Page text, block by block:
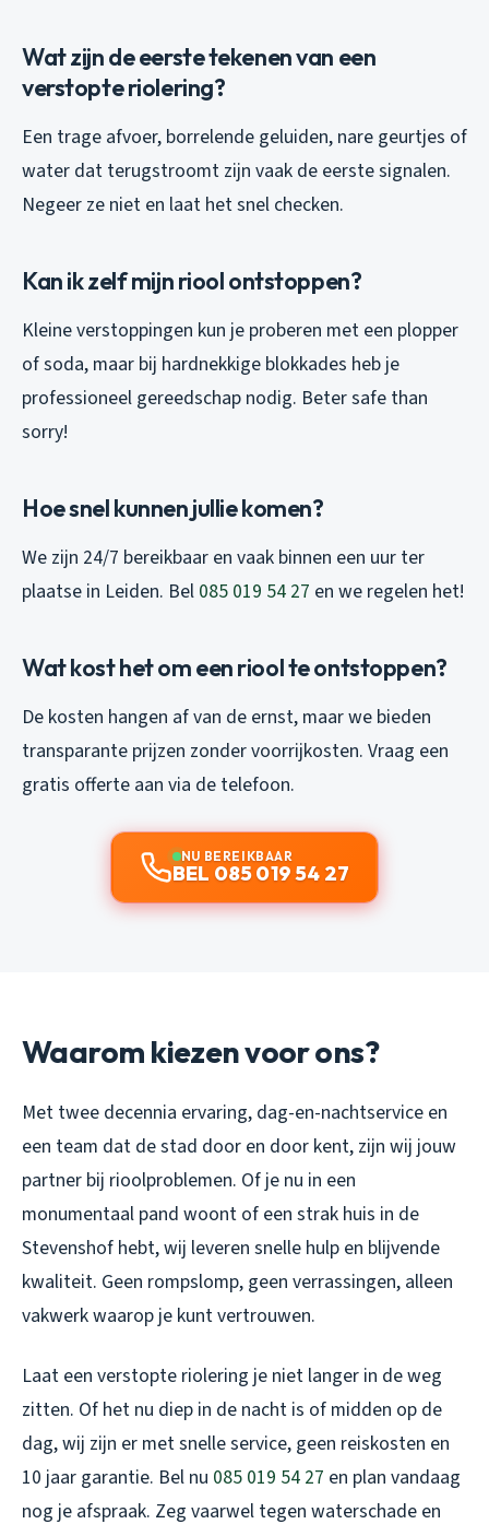
Wat zijn de eerste tekenen van een
verstopte riolering?
Een trage afvoer, borrelende geluiden, nare geurtjes of
water dat terugstroomt zijn vaak de eerste signalen.
Negeer ze niet en laat het snel checken.
Kan ik zelf mijn riool ontstoppen?
Kleine verstoppingen kun je proberen met een plopper
of soda, maar bij hardnekkige blokkades heb je
professioneel gereedschap nodig. Beter safe than
sorry!
Hoe snel kunnen jullie komen?
We zijn 24/7 bereikbaar en vaak binnen een uur ter
plaatse in Leiden. Bel 085 019 54 27 en we regelen het!
Wat kost het om een riool te ontstoppen?
De kosten hangen af van de ernst, maar we bieden
transparante prijzen zonder voorrijkosten. Vraag een
gratis offerte aan via de telefoon.
NU BEREIKBAAR
BEL 085 019 54 27
Waarom kiezen voor ons?
Met twee decennia ervaring, dag-en-nachtservice en
een team dat de stad door en door kent, zijn wij jouw
partner bij rioolproblemen. Of je nu in een
monumentaal pand woont of een strak huis in de
Stevenshof hebt, wij leveren snelle hulp en blijvende
kwaliteit. Geen rompslomp, geen verrassingen, alleen
vakwerk waarop je kunt vertrouwen.
Laat een verstopte riolering je niet langer in de weg
zitten. Of het nu diep in de nacht is of midden op de
dag, wij zijn er met snelle service, geen reiskosten en
10 jaar garantie. Bel nu 085 019 54 27 en plan vandaag
nog je afspraak. Zeg vaarwel tegen waterschade en